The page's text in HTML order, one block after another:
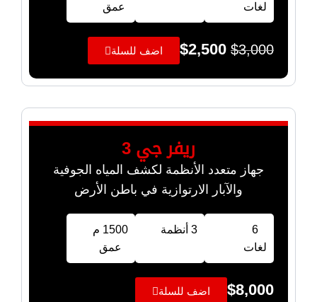
لغات
عمق
$3,000
$2,500 اضف للسلة
ريفر جي 3
جهاز متعدد الأنظمة لكشف المياه الجوفية
والآبار الارتوازية في باطن الأرض
6
لغات
3 أنظمة
1500 م
عمق
$8,000 اضف للسلة